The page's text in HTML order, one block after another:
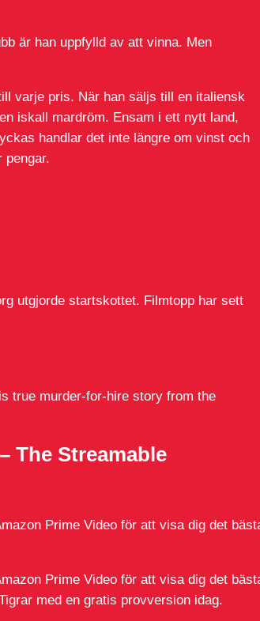
är han uppfylld av att vinna. Men
varje pris. När han säljs till en italiensk
iskall mardröm. Ensam i ett nytt land,
handlar det inte längre om vinst och
pengar.
utgjorde startskottet. Filmtopp har sett
true murder-for-hire story from the
The Streamable
Prime Video för att visa dig det
Prime Video för att visa dig det
med en gratis provversion idag.